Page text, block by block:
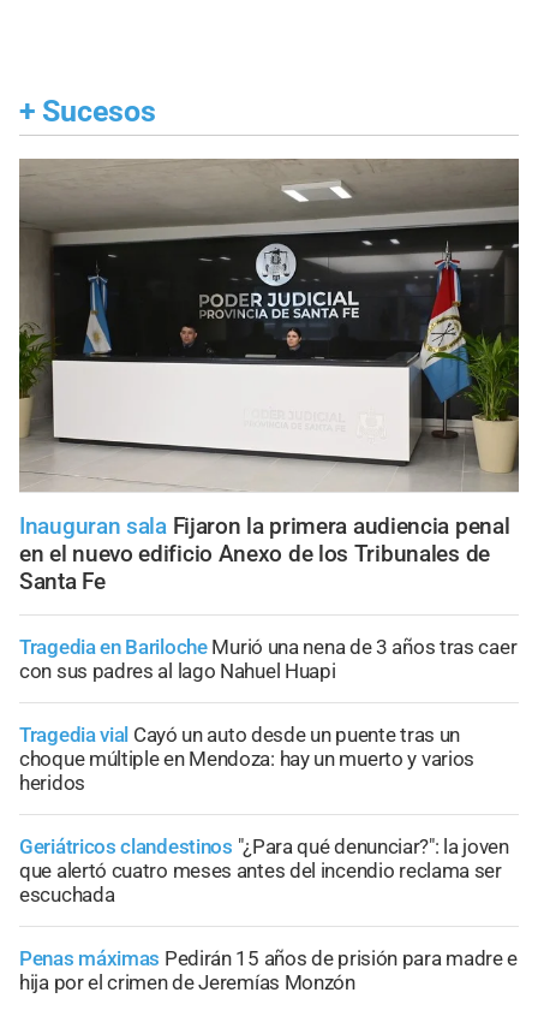
+ Sucesos
Inauguran sala Fijaron la primera audiencia penal
en el nuevo edificio Anexo de los Tribunales de
Santa Fe
Tragedia en Bariloche Murió una nena de 3 años tras caer
con sus padres al lago Nahuel Huapi
Tragedia vial Cayó un auto desde un puente tras un
choque múltiple en Mendoza: hay un muerto y varios
heridos
Geriátricos clandestinos "¿Para qué denunciar?": la joven
que alertó cuatro meses antes del incendio reclama ser
escuchada
Penas máximas Pedirán 15 años de prisión para madre e
hija por el crimen de Jeremías Monzón